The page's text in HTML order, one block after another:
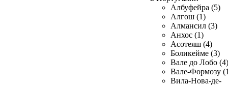
Албуфейра (5)
Алгош (1)
Алмансил (3)
Анхос (1)
Асотеяш (4)
Боликейме (3)
Вале до Лобо (4)
Вале-Формозу
Вила-Нова-де-